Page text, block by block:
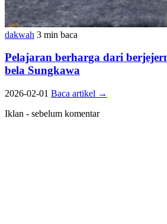
dakwah 3 min baca
Pelajaran berharga dari
bela Sungkawa
2026-02-01 Baca artikel →
Iklan - sebelum komentar